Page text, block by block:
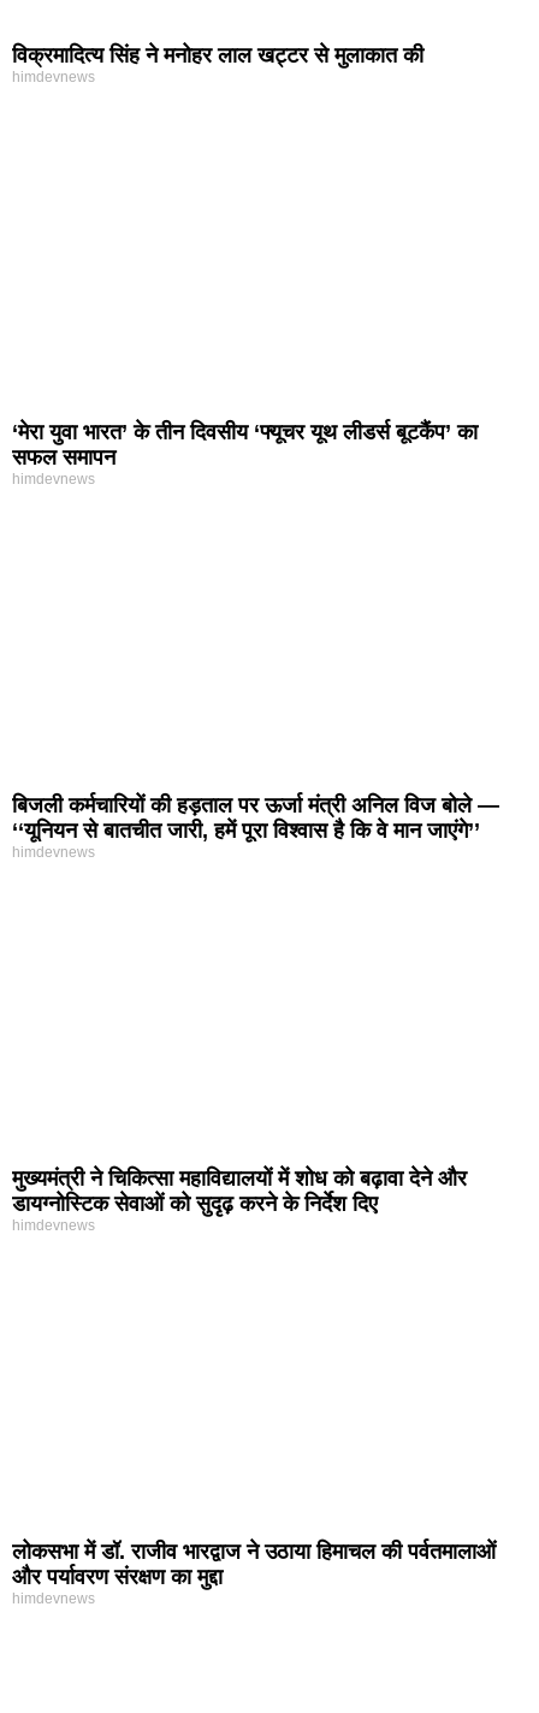
विक्रमादित्य सिंह ने मनोहर लाल खट्टर से मुलाकात की
himdevnews
‘मेरा युवा भारत’ के तीन दिवसीय ‘फ्यूचर यूथ लीडर्स बूटकैंप’ का
सफल समापन
himdevnews
बिजली कर्मचारियों की हड़ताल पर ऊर्जा मंत्री अनिल विज बोले —
‘‘यूनियन से बातचीत जारी, हमें पूरा विश्वास है कि वे मान जाएंगे’’
himdevnews
मुख्यमंत्री ने चिकित्सा महाविद्यालयों में शोध को बढ़ावा देने और
डायग्नोस्टिक सेवाओं को सुदृढ़ करने के निर्देश दिए
himdevnews
लोकसभा में डॉ. राजीव भारद्वाज ने उठाया हिमाचल की पर्वतमालाओं
और पर्यावरण संरक्षण का मुद्दा
himdevnews